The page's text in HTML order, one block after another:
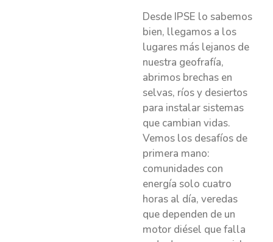
Desde IPSE lo sabemos
bien, llegamos a los
lugares más lejanos de
nuestra geofrafía,
abrimos brechas en
selvas, ríos y desiertos
para instalar sistemas
que cambian vidas.
Vemos los desafíos de
primera mano:
comunidades con
energía solo cuatro
horas al día, veredas
que dependen de un
motor diésel que falla